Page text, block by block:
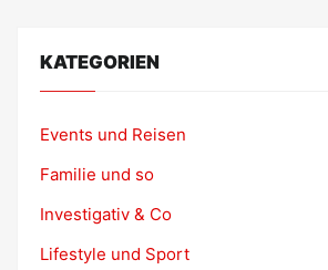
KATEGORIEN
Events und Reisen
Familie und so
Investigativ & Co
Lifestyle und Sport